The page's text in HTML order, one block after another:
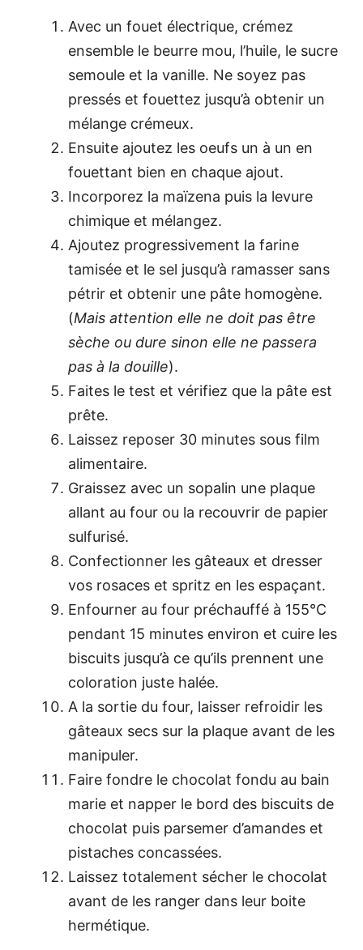
Avec un fouet électrique, crémez
ensemble le beurre mou, l’huile, le sucre
semoule et la vanille. Ne soyez pas
pressés et fouettez jusqu’à obtenir un
mélange crémeux.
Ensuite ajoutez les oeufs un à un en
fouettant bien en chaque ajout.
Incorporez la maïzena puis la levure
chimique et mélangez.
Ajoutez progressivement la farine
tamisée et le sel jusqu’à ramasser sans
pétrir et obtenir une pâte homogène.
(Mais attention elle ne doit pas être
sèche ou dure sinon elle ne passera
pas à la douille).
Faites le test et vérifiez que la pâte est
prête.
Laissez reposer 30 minutes sous film
alimentaire.
Graissez avec un sopalin une plaque
allant au four ou la recouvrir de papier
sulfurisé.
Confectionner les gâteaux et dresser
vos rosaces et spritz en les espaçant.
Enfourner au four préchauffé à 155°C
pendant 15 minutes environ et cuire les
biscuits jusqu’à ce qu’ils prennent une
coloration juste halée.
A la sortie du four, laisser refroidir les
gâteaux secs sur la plaque avant de les
manipuler.
Faire fondre le chocolat fondu au bain
marie et napper le bord des biscuits de
chocolat puis parsemer d’amandes et
pistaches concassées.
Laissez totalement sécher le chocolat
avant de les ranger dans leur boite
hermétique.